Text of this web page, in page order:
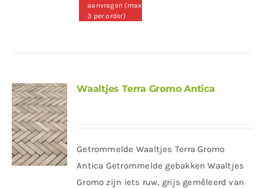
aanvragen (max
3 per order)
Waaltjes Terra Gromo Antica
Getrommelde Waaltjes Terra Gromo
Antica Getrommelde gebakken Waaltjes
Gromo zijn iets ruw, grijs gemêleerd van